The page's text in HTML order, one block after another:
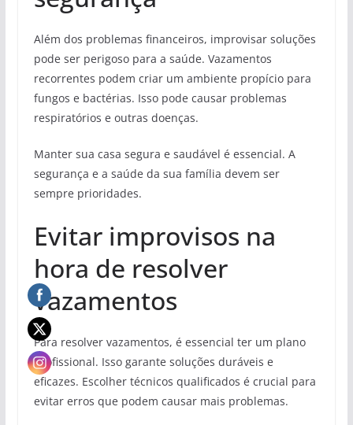
Além dos problemas financeiros, improvisar soluções
pode ser perigoso para a saúde. Vazamentos
recorrentes podem criar um ambiente propício para
fungos e bactérias. Isso pode causar problemas
respiratórios e outras doenças.
Manter sua casa segura e saudável é essencial. A
segurança e a saúde da sua família devem ser
sempre prioridades.
Evitar improvisos na
hora de resolver
vazamentos
Para resolver vazamentos, é essencial ter um plano
profissional. Isso garante soluções duráveis e
eficazes. Escolher técnicos qualificados é crucial para
evitar erros que podem causar mais problemas.